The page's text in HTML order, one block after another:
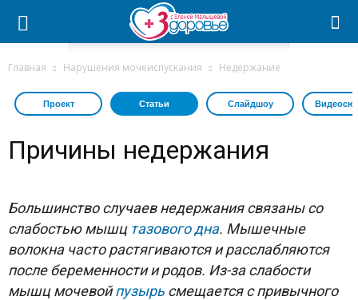
Главная Нарушения мочеиспускания Недержание
Проект Статьи Слайдшоу
Причины недержания
Большинство случаев недержания связаны со
слабостью мышц тазового дна. Мышечные
волокна часто растягиваются и расслабляются
после беременности и родов. Из-за слабости
мышц мочевойпузырь смещается с привычного